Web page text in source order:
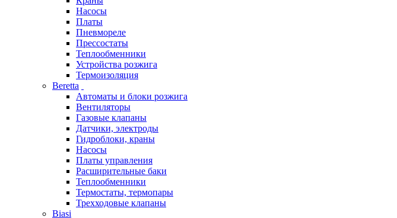
Насосы
Платы
Пневмореле
Прессостаты
Теплообменники
Устройства розжига
Термоизоляция
Beretta
Автоматы и блоки розжига
Вентиляторы
Газовые клапаны
Датчики, электроды
Гидроблоки, краны
Насосы
Платы управления
Расширительные баки
Теплообменники
Термостаты, термопары
Трехходовые клапаны
Biasi